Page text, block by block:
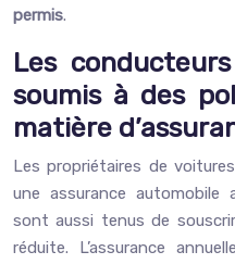
permis.
Les
soumis à des
matière
Les propriétaires de
une assurance automobile
sont aussi tenus de
réduite. L’assurance